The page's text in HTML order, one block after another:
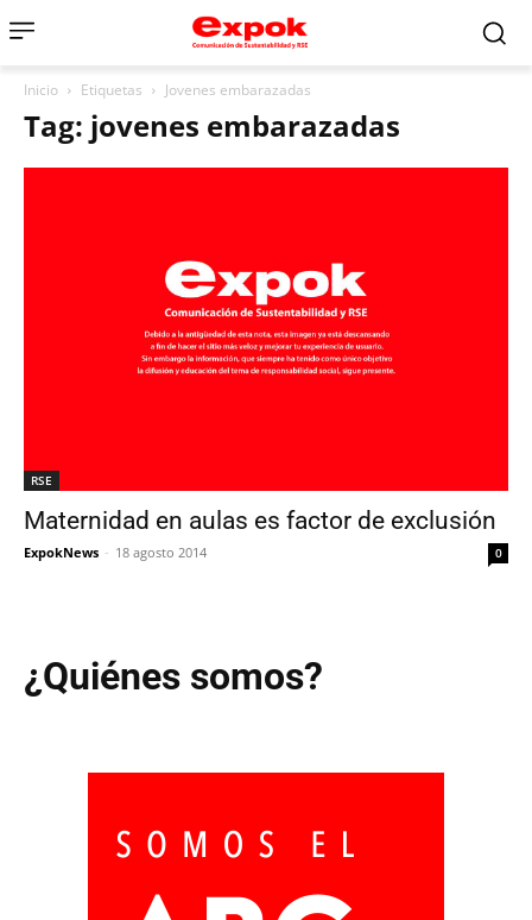
Inicio Etiquetas Jovenes embarazadas
Tag: jovenes embarazadas
RSE
Maternidad en aulas es factor de exclusión
ExpokNews - 18 agosto 2014 0
¿Quiénes somos?